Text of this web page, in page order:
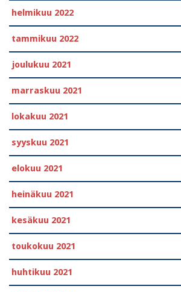
helmikuu 2022
tammikuu 2022
joulukuu 2021
marraskuu 2021
lokakuu 2021
syyskuu 2021
elokuu 2021
heinäkuu 2021
kesäkuu 2021
toukokuu 2021
huhtikuu 2021